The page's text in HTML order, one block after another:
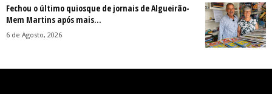
Fechou o último quiosque de jornais de Algueirão-
Mem Martins após mais...
6 de Agosto, 2026